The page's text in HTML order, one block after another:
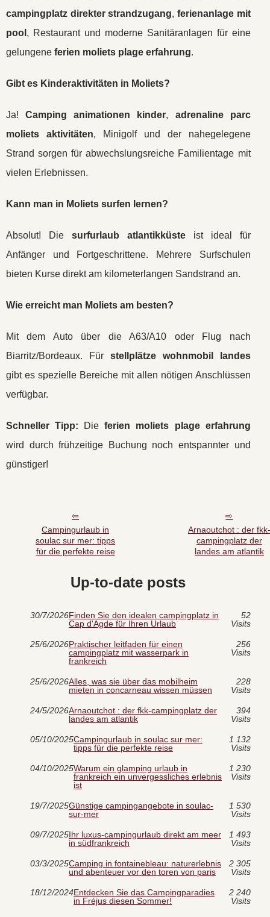
campingplatz direkter strandzugang, ferienanlage mit
pool , Restaurant und moderne Sanitäranlagen für eine
gelungene ferien moliets plage erfahrung.
Gibt es Kinderaktivitäten in Moliets?
Ja!Camping animationen kinder, adrenaline parc
moliets aktivitäten, Minigolf und der nahegelegene
Strand sorgen für abwechslungsreiche Familientage mit
vielen Erlebnissen.
Kann man in Moliets surfen lernen?
Absolut! Die surfurlaub atlantikküsteist ideal für
Anfänger und Fortgeschrittene. Mehrere Surfschulen
bieten Kurse direkt am kilometerlangen Sandstrand an.
Wie erreicht man Moliets am besten?
Mit dem Auto über die A63/A10 oder Flug nach
Biarritz/Bordeaux. Für stellplätze wohnmobil landes
gibt es spezielle Bereiche mit allen nötigen Anschlüssen
verfügbar.
Schneller Tipp: Dieferien moliets plage erfahrung
wird durch frühzeitige Buchung noch entspannter und
günstiger!
Campingurlaub in
soulac sur mer: tipps
für die perfekte reise
Arnaoutchot : der fkk-
campingplatz der
landes am atlantik
Up-to-date posts
30/7/2026Finden Sie den idealen campingplatz in
Cap d'Agde für Ihren Urlaub
52
Visits
25/6/2026Praktischer leitfaden für einen
campingplatz mit wasserpark in
frankreich
256
Visits
25/6/2026Alles, was sie über das mobilheim
mieten in concarneau wissen müssen
228
Visits
24/5/2026Arnaoutchot : der fkk-campingplatz der
landes am atlantik
394
Visits
05/10/2025Campingurlaub in soulac sur mer:
tipps für die perfekte reise
1 132
Visits
04/10/2025Warum ein glamping urlaub in
frankreich ein unvergessliches erlebnis
ist
1 230
Visits
19/7/2025Günstige campingangebote in soulac-
sur-mer
1 530
Visits
09/7/2025Ihr luxus-campingurlaub direkt am meer
in südfrankreich
1 493
Visits
03/3/2025Camping in fontainebleau: naturerlebnis
und abenteuer vor den toren von paris
2 305
Visits
18/12/2024Entdecken Sie das Campingparadies
in Fréjus diesen Sommer!
2 240
Visits